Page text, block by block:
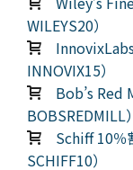
WILEYS20）
INNOVIX15）
Bob’s Red
BOBSREDMILL）
Schiff 10％
SCHIFF10）